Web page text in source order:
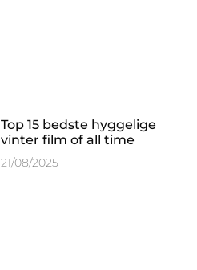
Top 15 bedste hyggelige
vinter film of all time
21/08/2025